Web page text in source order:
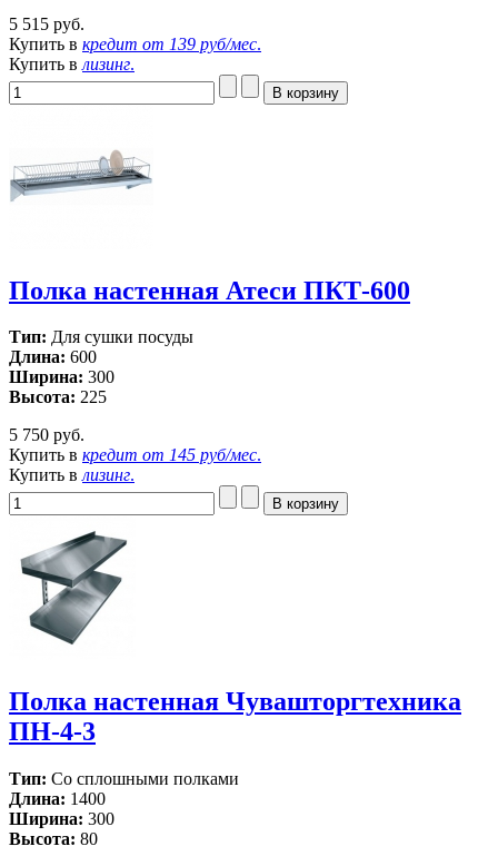
5 515 руб.
Купить в кредит от 139 руб/мес.
Купить в лизинг.
Полка настенная Атеси ПКТ-600
Тип: Для сушки посуды
Длина: 600
Ширина: 300
Высота: 225
5 750 руб.
Купить в кредит от 145 руб/мес.
Купить влизинг.
Полка настенная Чувашторгтехника
ПН-4-3
Тип: Со сплошными полками
Длина: 1400
Ширина: 300
Высота: 80